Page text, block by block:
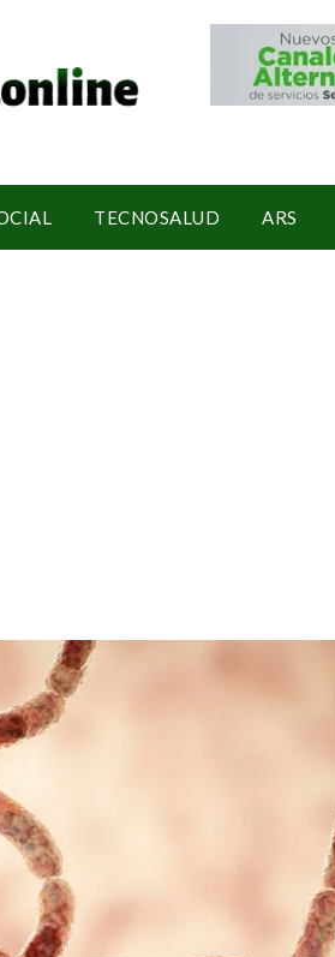
TECNOSALUD ARS